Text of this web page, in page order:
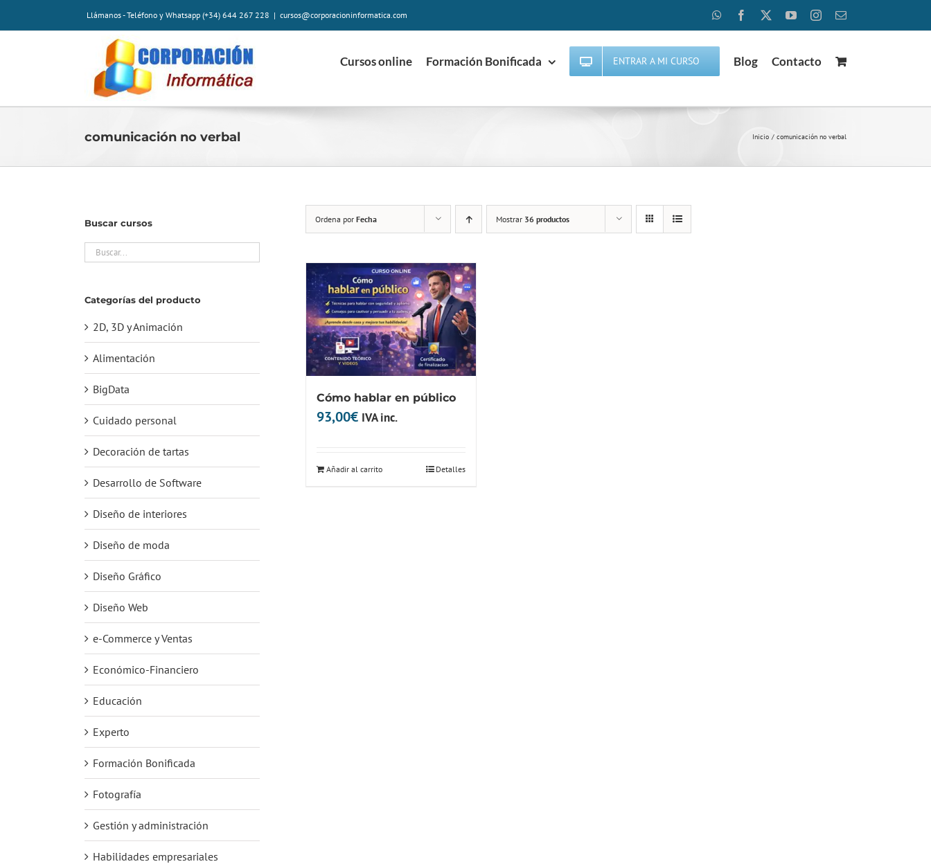
Llámanos - Teléfono y Whatsapp (+34) 644 267 228 | cursos@corporacioninformatica.com WhatsAppFacebook YouTubeInstagramCorreo
Cursos online Formación Bonificada ENTRAR A MI CURSO Blog Contacto
comunicación no verbal Inicio comunicación no verbal
Ordena por Fecha Mostrar 36 productos
Cómo hablar en público
93,00€ IVA inc.
Añadir al carrito Detalles
Buscar cursos
Categorías del producto
2D, 3D y Animación
Alimentación
BigData
Cuidado personal
Decoración de tartas
Desarrollo de Software
Diseño de interiores
Diseño de moda
Diseño Gráfico
Diseño Web
e-Commerce y Ventas
Económico-Financiero
Educación
Experto
Formación Bonificada
Fotografía
Gestión y administración
Habilidades empresariales